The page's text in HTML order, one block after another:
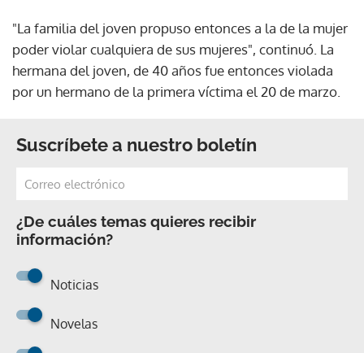
"La familia del joven propuso entonces a la de la mujer
poder violar cualquiera de sus mujeres", continuó. La
hermana del joven, de 40 años fue entonces violada
por un hermano de la primera víctima el 20 de marzo.
Suscríbete a nuestro boletín
¿De cuáles temas quieres recibir
información?
Noticias
Novelas